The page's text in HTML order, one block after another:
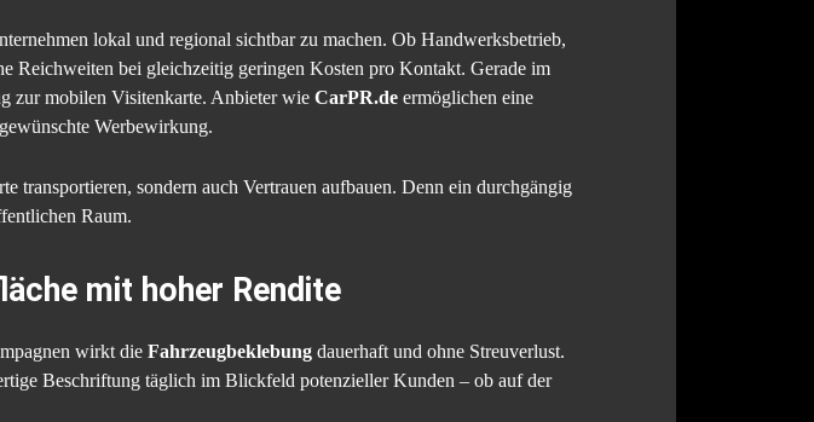
lokal und regional sichtbar zu machen. Ob Handwerksbetrieb,
Reichweiten bei gleichzeitig geringen Kosten pro Kontakt. Gerade im
zur mobilen Visitenkarte. Anbieter wie CarPR.de ermöglichen eine
Werbewirkung.
transportieren, sondern auch Vertrauen aufbauen. Denn ein durchgängig
Raum.
mit hoher Rendite
wirkt die Fahrzeugbeklebung dauerhaft und ohne Streuverlust.
Beschriftung täglich im Blickfeld potenzieller Kunden – ob auf der